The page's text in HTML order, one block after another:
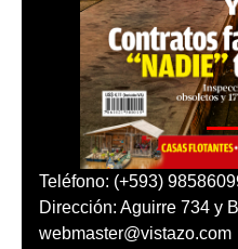
Teléfono: (+593)
Dirección: Aguirre 734 y
webmaster@vistazo.com